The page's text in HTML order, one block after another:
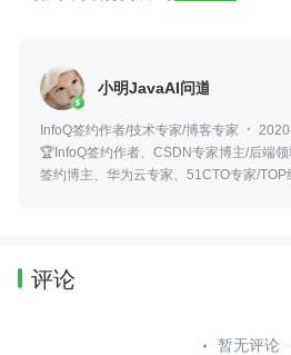
小明JavaAI问道之路
InfoQ签约作者/技术专家/博客专家
🏆InfoQ签约作者、CSDN专家博主/后端
签约博主、华为云专家、51CTO专家/
评论
暂无评论